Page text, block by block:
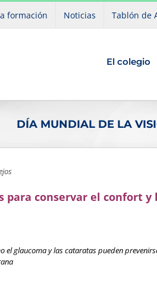
formación Noticias Tablón de
El colegio
DÍA MUNDIAL DE LA
para conservar el confort y
glaucoma y las cataratas pueden